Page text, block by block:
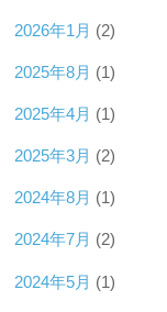
2026年1月 (2)
2025年8月 (1)
2025年4月 (1)
2025年3月 (2)
2024年8月 (1)
2024年7月 (2)
2024年5月 (1)